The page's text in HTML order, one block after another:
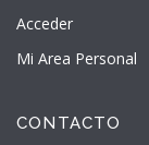
Acceder
Mi Area Personal
CONTACTO